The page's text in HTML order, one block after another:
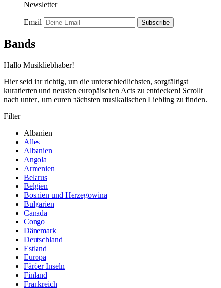
Newsletter
Email Subscribe
Bands
Hallo Musikliebhaber!
Hier seid ihr richtig, um die unterschiedlichsten, sorgfältigst
kuratierten und neusten europäischen Acts zu entdecken! Scrollt
nach unten, um euren nächsten musikalischen Liebling zu finden.
Filter
Albanien
Alles
Albanien
Angola
Armenien
Belarus
Belgien
Bosnien und Herzegowina
Bulgarien
Canada
Congo
Dänemark
Deutschland
Estland
Europa
Färöer Inseln
Finland
Frankreich